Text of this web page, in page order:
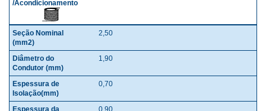
2,50
1,90
0,70
0,90